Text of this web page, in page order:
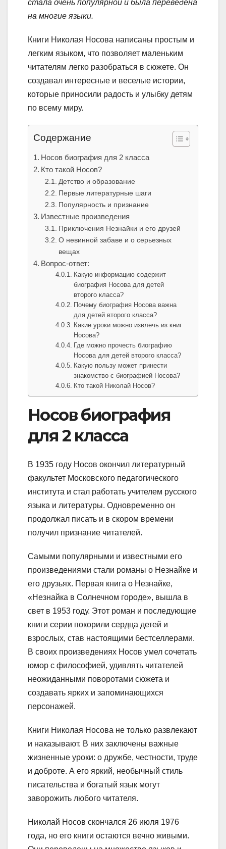
стала очень популярной и была переведена
на многие языки.
Книги Николая Носова написаны простым и
легким языком, что позволяет маленьким
читателям легко разобраться в сюжете. Он
создавал интересные и веселые истории,
которые приносили радость и улыбку детям
по всему миру.
Содержание
Носов биография для 2 класса
Кто такой Носов?
Детство и образование
Первые литературные шаги
Популярность и признание
Известные произведения
Приключения Незнайки и его друзей
О невинной забаве и о серьезных
вещах
Вопрос-ответ:
Какую информацию содержит
биография Носова для детей
второго класса?
Почему биография Носова важна
для детей второго класса?
Какие уроки можно извлечь из книг
Носова?
Где можно прочесть биографию
Носова для детей второго класса?
Какую пользу может принести
знакомство с биографией Носова?
Кто такой Николай Носов?
Носов биография
для 2 класса
В 1935 году Носов окончил литературный
факультет Московского педагогического
института и стал работать учителем русского
языка и литературы. Одновременно он
продолжал писать и в скором времени
получил признание читателей.
Самыми популярными и известными его
произведениями стали романы о Незнайке и
его друзьях. Первая книга о Незнайке,
«Незнайка в Солнечном городе», вышла в
свет в 1953 году. Этот роман и последующие
книги серии покорили сердца детей и
взрослых, став настоящими бестселлерами.
В своих произведениях Носов умел сочетать
юмор с философией, удивлять читателей
неожиданными поворотами сюжета и
создавать ярких и запоминающихся
персонажей.
Книги Николая Носова не только развлекают
и наказывают. В них заключены важные
жизненные уроки: о дружбе, честности, труде
и доброте. А его яркий, необычный стиль
писательства и богатый язык могут
заворожить любого читателя.
Николай Носов скончался 26 июля 1976
года, но его книги остаются вечно живыми.